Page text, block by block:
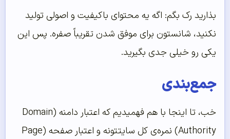
بذارید رک بگم: اگه یه محتوای باکیفیت و اصولی تولید
نکنید، شانستون برای موفق شدن تقریباً صفره. پس این
یکی رو خیلی جدی بگیرید.
جمع‌بندی
خب، تا اینجا با هم فهمیدیم که اعتبار دامنه (Domain
Authority) نمره‌ی کل سایتتونه و اعتبار صفحه (Page